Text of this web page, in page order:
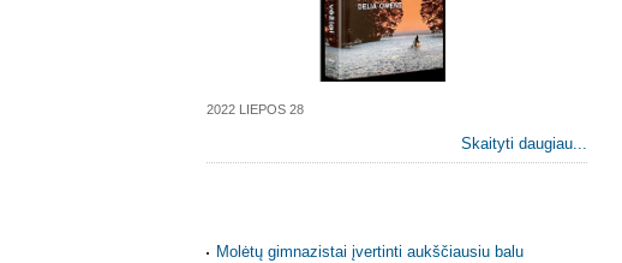
2022 LIEPOS 28
Skaityti daugiau...
Molėtų gimnazistai įvertinti aukščiausiu balu